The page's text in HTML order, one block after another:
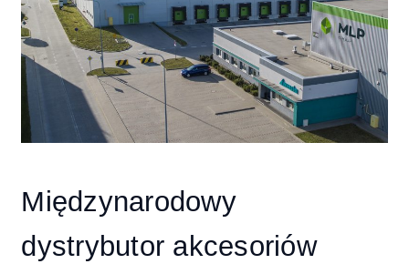
Międzynarodowy
dystrybutor akcesoriów